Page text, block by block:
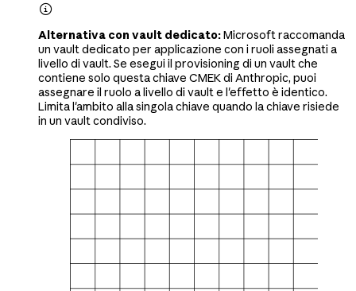

Alternativa con vault dedicato:Microsoft raccomanda
un vault dedicato per applicazione con i ruoli assegnati a
livello di vault. Se esegui il provisioning di un vault che
contiene solo questa chiave CMEK di Anthropic, puoi
assegnare il ruolo a livello di vault e l'effetto è identico.
Limita l'ambito alla singola chiave quando la chiave risiede
in un vault condiviso.